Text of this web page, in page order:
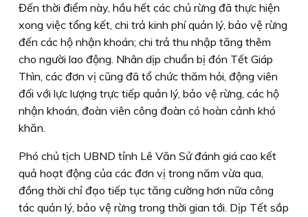
Đến thời điểm này, hầu hết các chủ rừng đã thực hiện
xong việc tổng kết, chi trả kinh phí quản lý, bảo vệ rừng
đến các hộ nhận khoán; chi trả thu nhập tăng thêm
cho người lao động. Nhân dịp chuẩn bị đón Tết Giáp
Thìn, các đơn vị cũng đã tổ chức thăm hỏi, động viên
đối với lực lượng trực tiếp quản lý, bảo vệ rừng, các hộ
nhận khoán, đoàn viên công đoàn có hoàn cảnh khó
khăn.
Phó chủ tịch UBND tỉnh Lê Văn Sử đánh giá cao kết
quả hoạt động của các đơn vị trong năm vừa qua,
đồng thời chỉ đạo tiếp tục tăng cường hơn nữa công
tác quản lý, bảo vệ rừng trong thời gian tới. Dịp Tết sắp